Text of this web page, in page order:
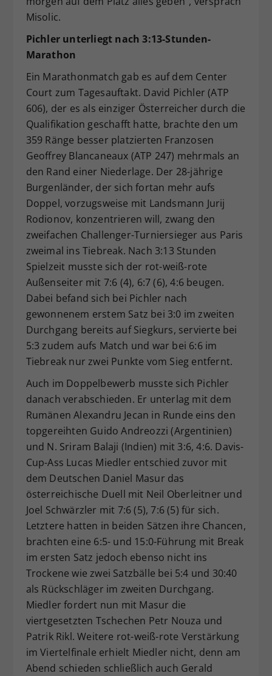
Misolic.
Pichler unterliegt nach 3:13-Stunden-
Marathon
Ein Marathonmatch gab es auf dem Center
Court zum Tagesauftakt. David Pichler (ATP
606), der es als einziger Österreicher durch die
Qualifikation geschafft hatte, brachte den um
359 Ränge besser platzierten Franzosen
Geoffrey Blancaneaux (ATP 247) mehrmals an
den Rand einer Niederlage. Der 28-jährige
Burgenländer, der sich fortan mehr aufs
Doppel, vorzugsweise mit Landsmann Jurij
Rodionov, konzentrieren will, zwang den
zweifachen Challenger-Turniersieger aus Paris
zweimal ins Tiebreak. Nach 3:13 Stunden
Spielzeit musste sich der rot-weiß-rote
Außenseiter mit 7:6 (4), 6:7 (6), 4:6 beugen.
Dabei befand sich bei Pichler nach
gewonnenem erstem Satz bei 3:0 im zweiten
Durchgang bereits auf Siegkurs, servierte bei
5:3 zudem aufs Match und war bei 6:6 im
Tiebreak nur zwei Punkte vom Sieg entfernt.
Auch im Doppelbewerb musste sich Pichler
danach verabschieden. Er unterlag mit dem
Rumänen Alexandru Jecan in Runde eins den
topgereihten Guido Andreozzi (Argentinien)
und N. Sriram Balaji (Indien) mit 3:6, 4:6. Davis-
Cup-Ass Lucas Miedler entschied zuvor mit
dem Deutschen Daniel Masur das
österreichische Duell mit Neil Oberleitner und
Joel Schwärzler mit 7:6 (5), 7:6 (5) für sich.
Letztere hatten in beiden Sätzen ihre Chancen,
brachten eine 6:5- und 15:0-Führung mit Break
im ersten Satz jedoch ebenso nicht ins
Trockene wie zwei Satzbälle bei 5:4 und 30:40
als Rückschläger im zweiten Durchgang.
Miedler fordert nun mit Masur die
viertgesetzten Tschechen Petr Nouza und
Patrik Rikl. Weitere rot-weiß-rote Verstärkung
im Viertelfinale erhielt Miedler nicht, denn am
Abend schieden schließlich auch Gerald